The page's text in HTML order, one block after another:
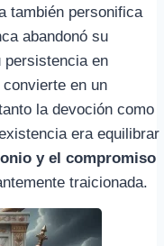
también personifica
abandonó su
persistencia en
en un
la devoción como
era equilibrar
y el compromiso
traicionada.